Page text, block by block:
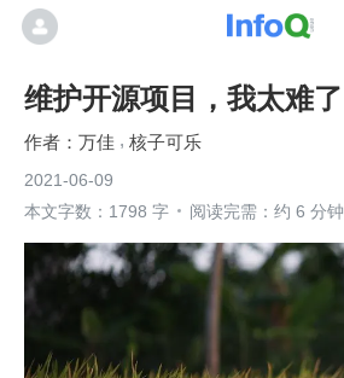
维护开源项目，我太难了
万佳 核子可乐
2021-06-09
本文字数：1798 字
阅读完需：约 6 分钟